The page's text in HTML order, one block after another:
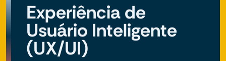
Experiência de
Usuário Inteligente
(UX/UI)